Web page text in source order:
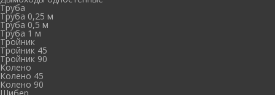
Труба
Труба 0,25 м
Труба 0,5 м
Труба 1 м
Тройник
Тройник 45
Тройник 90
Колено
Колено 45
Колено 90